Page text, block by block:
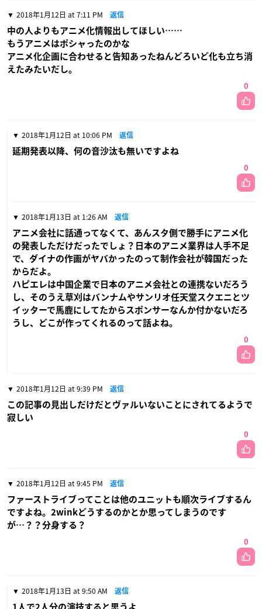
2018年1月12日 at 7:11 PM 返信
中の人よりもアニメ化情報出してほしい……
もうアニメはポシャったのかな
アニメ化企画に合わせると告知あったねんどろいど化も立ち消
えたみたいだし。
0
2018年1月12日 at 10:06 PM 返信
延期発表以降、何の音沙汰も無いですよね
0
2018年1月13日 at 1:26 AM 返信
アニメ会社に話通ってなくて、あんスタ側で勝手にアニメ化
の発表しただけだったでしょ？日本のアニメ業界は人手不足
で、ダイナの作画がヤバかったのって制作会社が韓国だった
からだよ。
ハピエレは中国企業で日本のアニメ会社との連携ないだろう
し、そのうえ草刈はバンナムやサンリオ任天堂スクエニとツ
イッターで馬鹿にしてたからスポンサーなんか付かないだろ
うし、どこが作ってくれるのって話よね。
0
2018年1月12日 at 9:39 PM 返信
この記事の見出しだけだとヴァルいないことにされてるようで
寂しい
0
2018年1月12日 at 9:45 PM 返信
ファーストライブってことは他のユニットも順次ライブするん
ですよね。2winkどうするのかとか思ってしまうのです
が…？？分身する？
0
2018年1月13日 at 9:50 AM 返信
1人で2人分の演技すると思うよ